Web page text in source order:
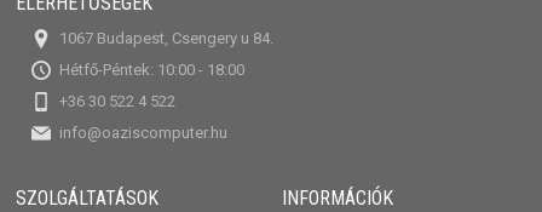
1067 Budapest, Csengery u 84.
Hétfő-Péntek: 10:00 - 18:00
+36 30 522 4 522
info@oaziscomputer.hu
SZOLGÁLTATÁSOK INFORMÁCIÓK